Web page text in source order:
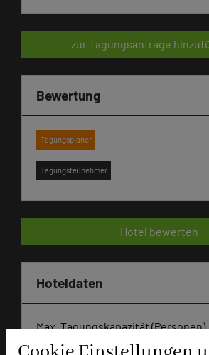
zur Tagungsanfrage
Bewertung
Tagungsplaner
Tagungsteilnehmer
Hotel bewerten
Hoteldaten
Max. Tagungskapazität (Personen)
U-Form